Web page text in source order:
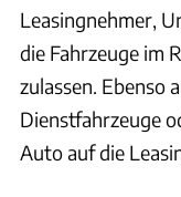
Leasingnehmer,
die Fahrzeuge im
zulassen. Ebenso
Dienstfahrzeuge
Auto auf die